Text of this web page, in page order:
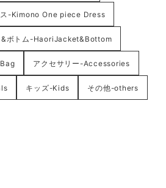
ス-Kimono One piece Dress
&ボトム-HaoriJacket&Bottom
アクセサリー-Accessories
キッズ-Kids その他-others